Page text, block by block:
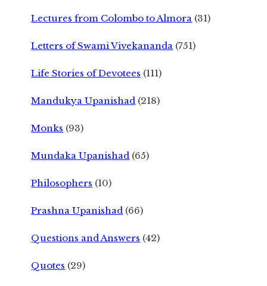
Lectures from Colombo to Almora (31)
Letters of Swami Vivekananda (751)
Life Stories of Devotees (111)
Mandukya Upanishad (218)
Monks (93)
Mundaka Upanishad (65)
Philosophers (10)
Prashna Upanishad (66)
Questions and Answers (42)
Quotes (29)